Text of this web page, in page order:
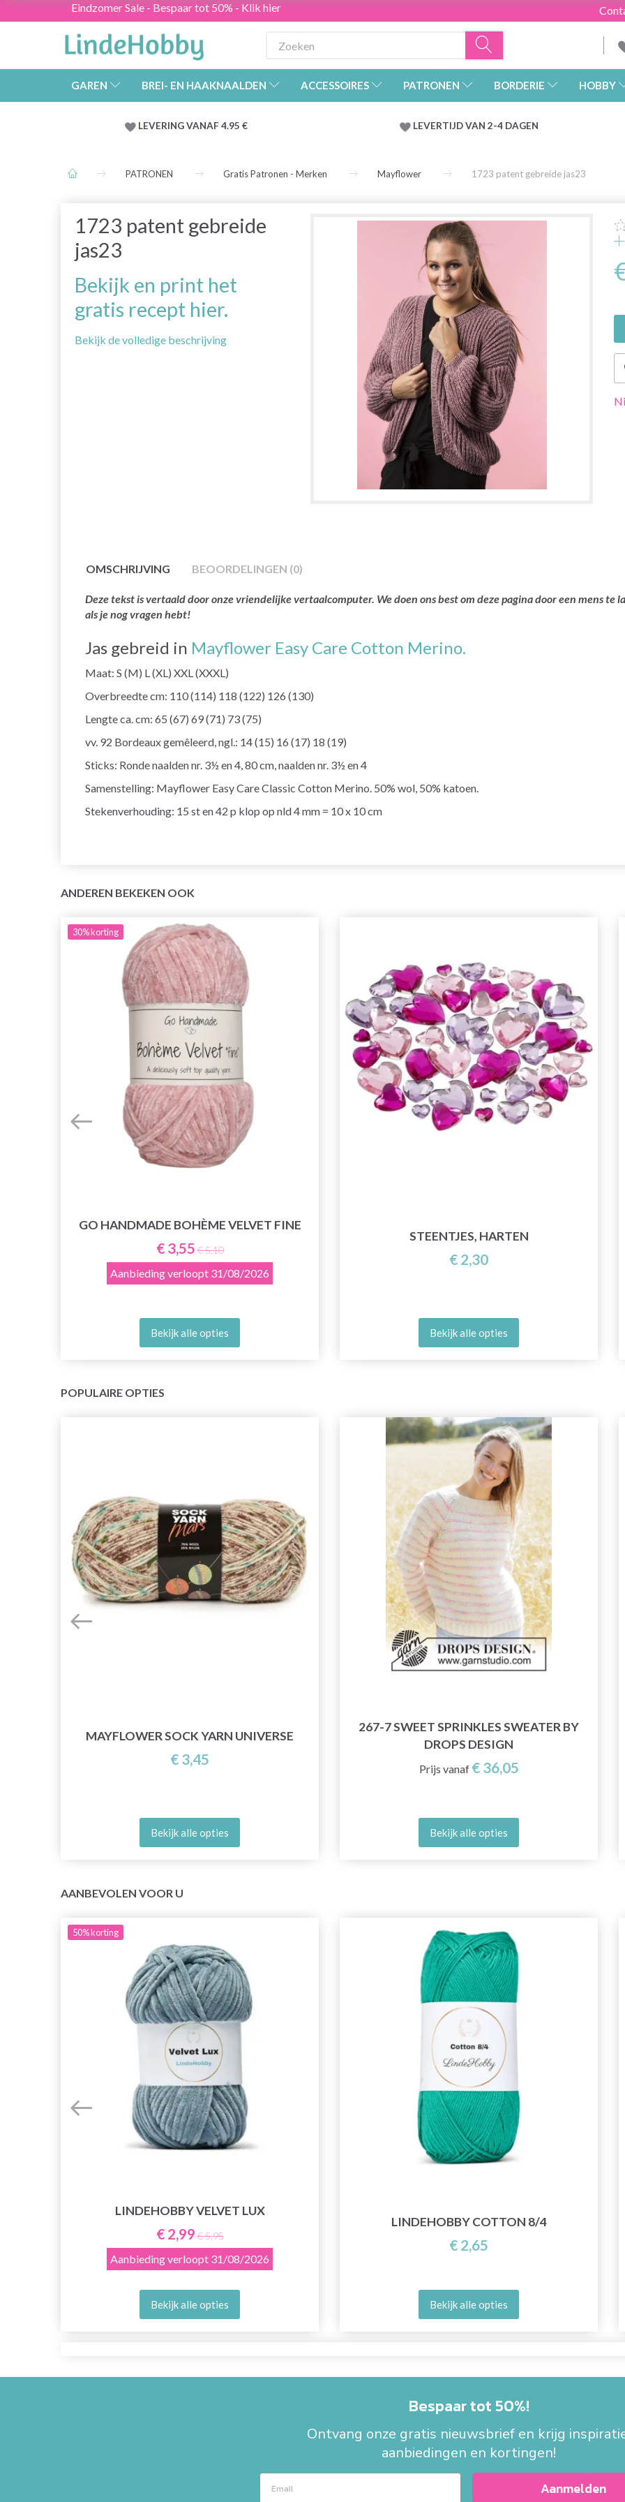
Eindzomer Sale - Bespaar tot 50% - Klik hier
GAREN BREI- EN HAAKNAALDEN ACCESSOIRES PATRONEN BORDERIE HOBBY
LEVERING VANAF 4.95 € LEVERTIJD VAN 2-4 DAGEN
PATRONEN Gratis Patronen - Merken Mayflower 1723 patent gebreide jas23
1723 patent gebreide
jas23
Bekijk en print het
gratis recept hier.
Bekijk de volledige beschrijving
OMSCHRIJVING BEOORDELINGEN (0)
Deze tekst is vertaald door onze vriendelijke vertaalcomputer. We doen ons best om deze pagina door een mens te
als je nog vragen hebt!
Jas gebreid in Mayflower Easy Care Cotton Merino.
Maat: S (M) L (XL) XXL (XXXL)
Overbreedte cm: 110 (114) 118 (122) 126 (130)
Lengte ca. cm: 65 (67) 69 (71) 73 (75)
vv. 92 Bordeaux gemêleerd, ngl.: 14 (15) 16 (17) 18 (19)
Sticks: Ronde naalden nr. 3½ en 4, 80 cm, naalden nr. 3½ en 4
Samenstelling: Mayflower Easy Care Classic Cotton Merino. 50% wol, 50% katoen.
Stekenverhouding: 15 st en 42 p klop op nld 4 mm = 10 x 10 cm
ANDEREN BEKEKEN OOK
30%korting
GO HANDMADE BOHÈME VELVET FINE
€ 3,55 € 5,10
Aanbieding verloopt 31/08/2026
Bekijk alle opties
STEENTJES, HARTEN
€ 2,30
Bekijk alle opties
POPULAIRE OPTIES
MAYFLOWER SOCK YARN UNIVERSE
€ 3,45
Bekijk alle opties
267-7 SWEET SPRINKLES SWEATER BY
DROPS DESIGN
Prijs vanaf € 36,05
Bekijk alle opties
AANBEVOLEN VOOR U
50%korting
LINDEHOBBY VELVET LUX
€ 2,99 € 5,95
Aanbieding verloopt 31/08/2026
Bekijk alle opties
LINDEHOBBY COTTON 8/4
€ 2,65
Bekijk alle opties
Bespaar tot 50%!
Ontvang onze gratis nieuwsbrief en krijg
aanbiedingen en kortingen!
Aanmelden